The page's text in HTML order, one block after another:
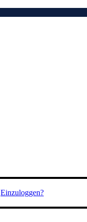
Einzuloggen?